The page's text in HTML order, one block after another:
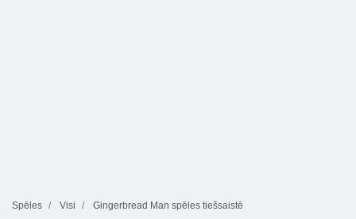
Spēles Visi Gingerbread Man spēles tiešsaistē